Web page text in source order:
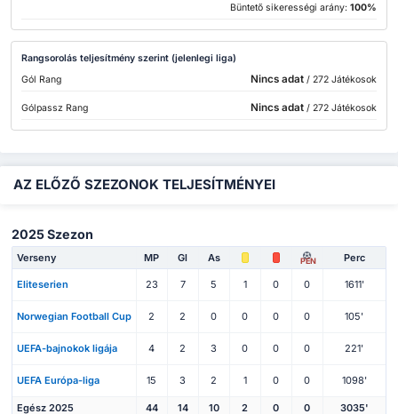
Büntető sikerességi arány: 100%
Rangsorolás teljesítmény szerint (jelenlegi liga)
Gól Rang
Nincs adat/ 272 Játékosok
Gólpassz Rang Nincs adat/ 272 Játékosok
AZ ELŐZŐ SZEZONOK TELJESÍTMÉNYEI
2025 Szezon
Verseny MP Gl As PEN Perc
Eliteserien 23 7 5 1 0 0 1611'
Norwegian Football Cup 2 2 0 0 0 0 105'
UEFA-bajnokok ligája 4 2 3 0 0 0 221'
UEFA Európa-liga 15 3 2 1 0 0 1098'
Egész 2025 44 14 10 2 0 0 3035'